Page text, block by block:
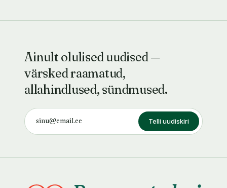
Ainult olulised uudised —
värsked raamatud,
allahindlused, sündmused.
Telli uudiskiri